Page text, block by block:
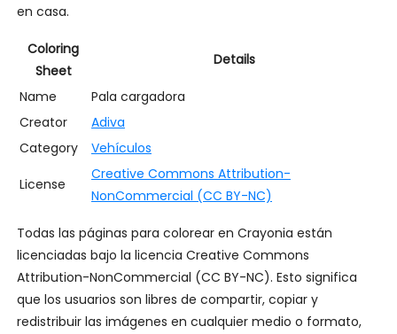
en casa.
Coloring
Sheet
Details
Name
Pala cargadora
Creator
Adiva
Category
Vehículos
License
Creative Commons Attribution-
NonCommercial (CC BY-NC)
Todas las páginas para colorear en Crayonia están
licenciadas bajo la licencia Creative Commons
Attribution-NonCommercial (CC BY-NC). Esto significa
que los usuarios son libres de compartir, copiar y
redistribuir las imágenes en cualquier medio o formato,